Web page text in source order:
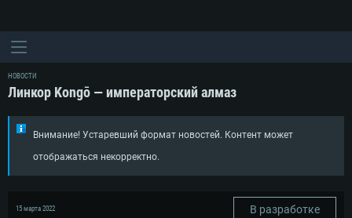
НОВОСТИ
Линкор Kongō — императорский алмаз
Внимание! Устаревший формат новостей. Контент может
отображаться некорректно.
15 марта 2022 В разработке